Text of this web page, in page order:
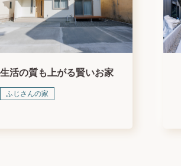
生活の質も上がる賢いお家
ふじさんの家